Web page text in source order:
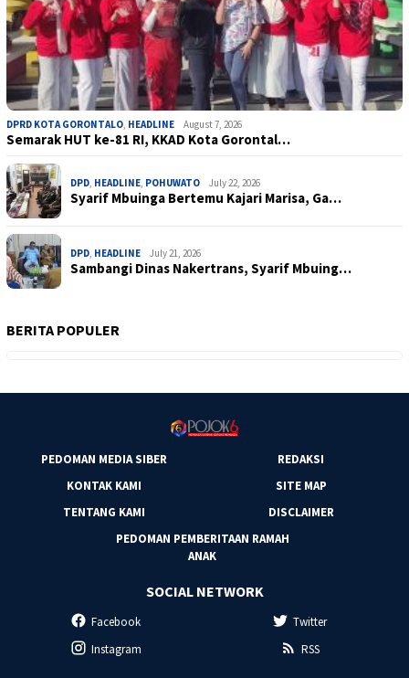
DPRD KOTA GORONTALO, HEADLINE August 7, 2026
Semarak HUT ke-81 RI, KKAD Kota Gorontal…
DPD, HEADLINE, POHUWATO July 22, 2026
Syarif Mbuinga Bertemu Kajari Marisa, Ga…
DPD, HEADLINE July 21, 2026
Sambangi Dinas Nakertrans, Syarif Mbuing…
BERITA POPULER
PEDOMAN MEDIA SIBER
REDAKSI
KONTAK KAMI
SITE MAP
TENTANG KAMI
DISCLAIMER
PEDOMAN PEMBERITAAN RAMAH
ANAK
SOCIAL NETWORK
Facebook
Twitter
Instagram
RSS